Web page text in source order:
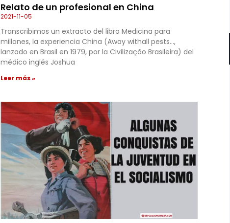
Relato de un profesional en China
2021-11-05
Transcribimos un extracto del libro Medicina para
millones, la experiencia China (Away withall pests…,
lanzado en Brasil en 1979, por la Civilização Brasileira) del
médico inglés Joshua
Leer más »